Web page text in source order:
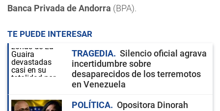
Banca Privada de Andorra (BPA).
TE PUEDE INTERESAR
TRAGEDIA
Silencio oficial agrava
incertidumbre sobre
desaparecidos de los terremotos
en Venezuela
POLÍTICA
Opositora Dinorah